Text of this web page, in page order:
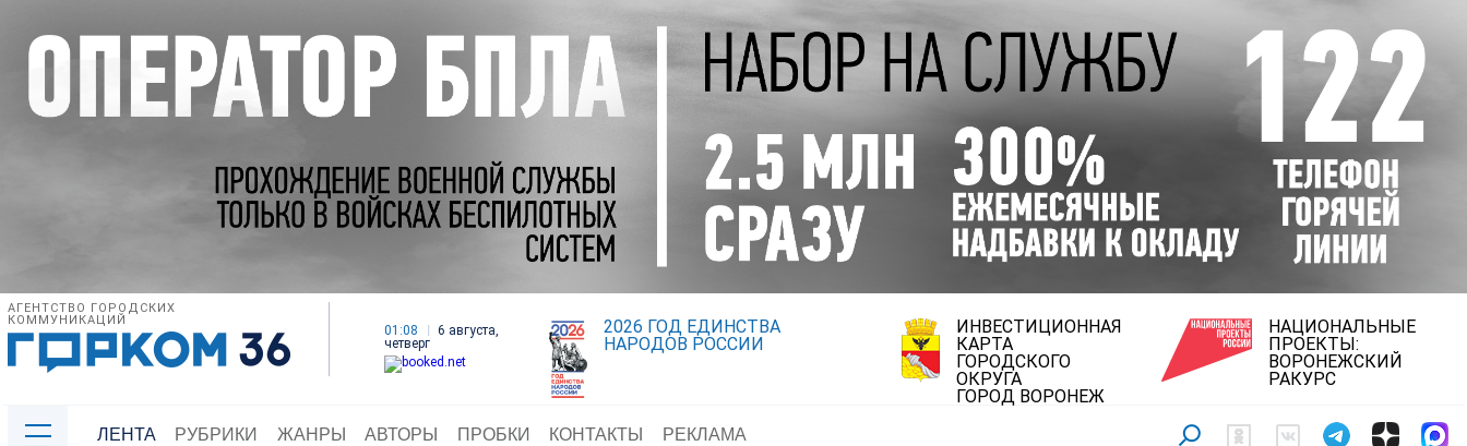
АГЕНТСТВО ГОРОДСКИХ
КОММУНИКАЦИЙ
01:08
6 августа,
четверг
2026 ГОД ЕДИНСТВА
НАРОДОВ РОССИИ
ИНВЕСТИЦИОННАЯ
КАРТА
ГОРОДСКОГО
ОКРУГА
ГОРОД ВОРОНЕЖ
НАЦИОНАЛЬНЫЕ
ПРОЕКТЫ:
ВОРОНЕЖСКИЙ
РАКУРС
ЛЕНТА РУБРИКИ ЖАНРЫ АВТОРЫ ПРОБКИ КОНТАКТЫ РЕКЛАМА